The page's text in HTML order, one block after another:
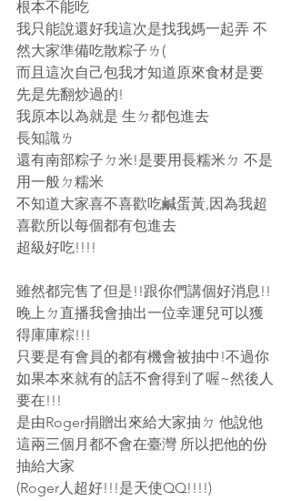
根本不能吃
我只能說還好我這次是找我媽一起弄 不
然大家準備吃散粽子ㄌ(
而且這次自己包我才知道原來食材是要
先是先翻炒過的!
我原本以為就是 生ㄉ都包進去
長知識ㄌ
還有南部粽子ㄉ米!是要用長糯米ㄉ 不是
用一般ㄉ糯米
不知道大家喜不喜歡吃鹹蛋黃,因為我超
喜歡所以每個都有包進去
超級好吃!!!!
雖然都完售了但是!!跟你們講個好消息!!
晚上ㄉ直播我會抽出一位幸運兒可以獲
得庫庫粽!!!
只要是有會員的都有機會被抽中!不過你
如果本來就有的話不會得到了喔~然後人
要在!!!
是由Roger捐贈出來給大家抽ㄉ 他說他
這兩三個月都不會在臺灣 所以把他的份
抽給大家
(Roger人超好!!!是天使QQ!!!!)